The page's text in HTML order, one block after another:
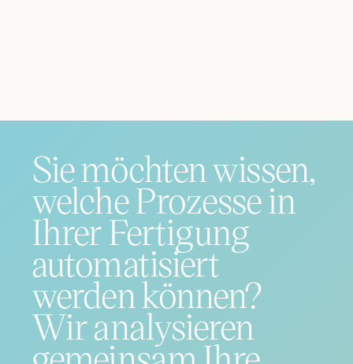
Sie möchten wissen,
welche Prozesse in
Ihrer Fertigung
automatisiert
werden können?
Wir analysieren